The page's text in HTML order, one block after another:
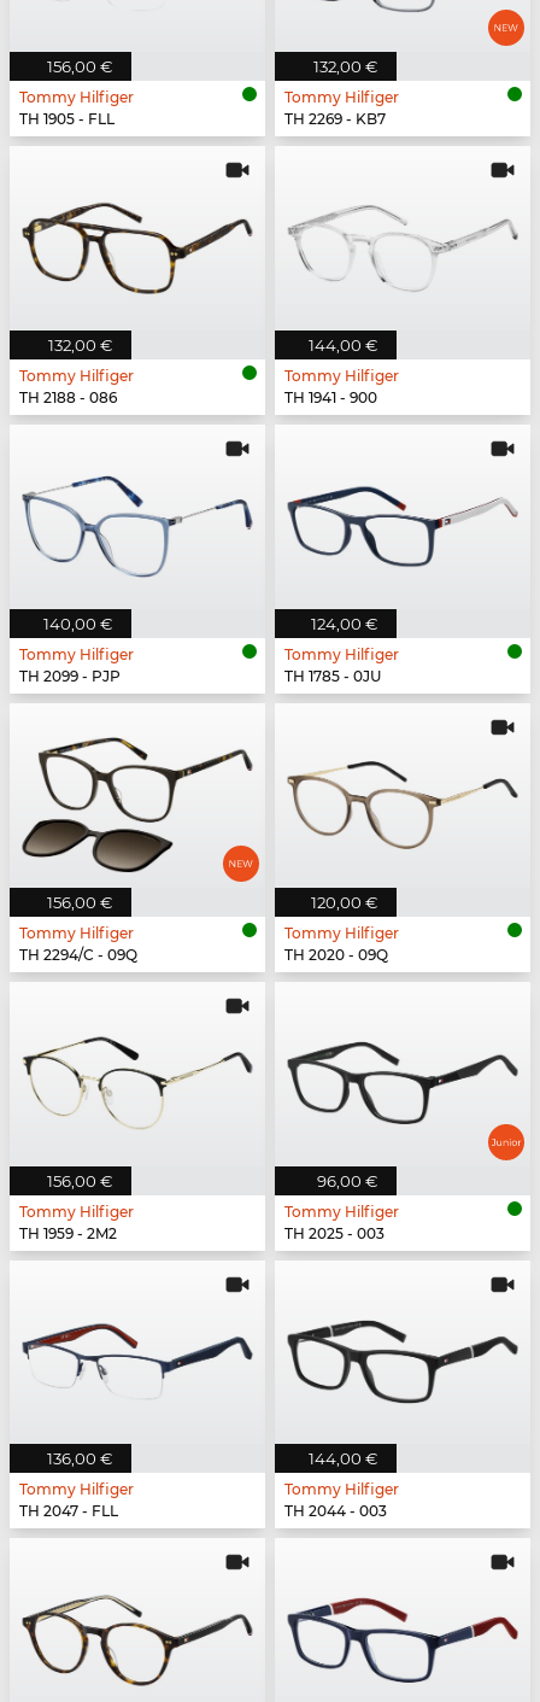
156,00 €
Tommy Hilfiger
TH 1905 - FLL
132,00 €
Tommy Hilfiger
TH 2269 - KB7
132,00 €
Tommy Hilfiger
TH 2188 - 086
144,00 €
Tommy Hilfiger
TH 1941 - 900
140,00 €
Tommy Hilfiger
TH 2099 - PJP
124,00 €
Tommy Hilfiger
TH 1785 - 0JU
156,00 €
Tommy Hilfiger
TH 2294/C - 09Q
120,00 €
Tommy Hilfiger
TH 2020 - 09Q
156,00 €
Tommy Hilfiger
TH 1959 - 2M2
96,00 €
Tommy Hilfiger
TH 2025 - 003
136,00 €
Tommy Hilfiger
TH 2047 - FLL
144,00 €
Tommy Hilfiger
TH 2044 - 003